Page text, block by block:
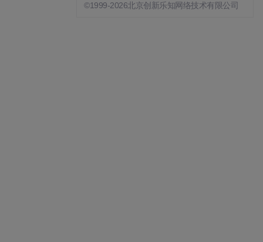
©1999-2026北京创新乐知网络技术有限公司